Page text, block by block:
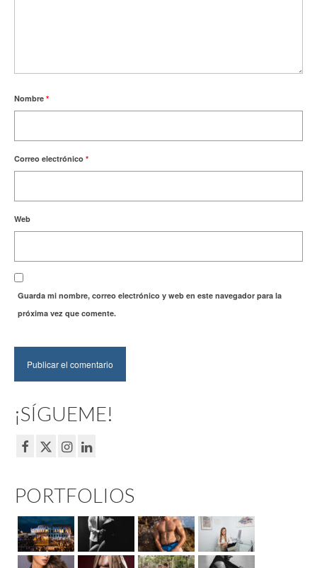
Nombre *
Correo electrónico *
Web
Guarda mi nombre, correo electrónico y web en este navegador para la
próxima vez que comente.
¡SÍGUEME!
PORTFOLIOS